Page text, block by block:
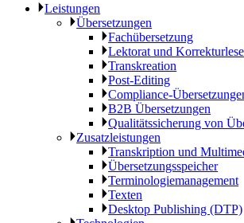
Leistungen
Übersetzungen
Fachübersetzung
Lektorat und
Transkreation
Post-Editing
Compliance-
B2B Übersetzungen
Qualitätssicherung von
Zusatzleistungen
Transkription und
Übersetzungsspeicher
Terminologiemanagement
Texten
Desktop Publishing (DTP)